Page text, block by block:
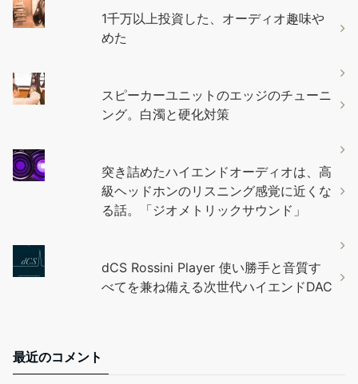
1千万以上投資した、オーディオ趣味や
めた
スピーカーユニットのエッジのチューニ
ング。白濁と硬化対策
突き詰めたハイエンドオーディオは、高
級ヘッドホンのリスニング感覚に近くな
る話。「ジオメトリックサウンド」
dCS Rossini Player 使い勝手と音質す
べてを兼ね備える次世代ハイエンドDAC
最近のコメント